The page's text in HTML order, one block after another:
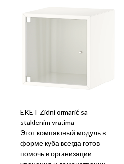
EKET Zidni ormarić sa
staklenim vratima
Этот компактный модуль в
форме куба всегда готов
помочь в организации